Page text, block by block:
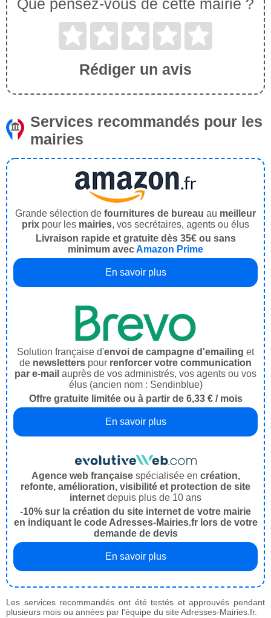
Que pensez-vous de cette mairie ?
Rédiger un avis
Services recommandés pour les
mairies
Grande sélection de fournitures de bureau au meilleur
prix pour les mairies, vos secrétaires, agents ou élus
Livraison rapide et gratuite dès 35€ ou sans
minimum avecAmazon Prime
En savoir plus
Solution française d'envoi de campagne d'emailing et
de newsletters pour renforcer votre communication
par e-mail auprès de vos administrés, vos agents ou vos
élus (ancien nom : Sendinblue)
Offre gratuite limitée ou à partir de 6,33 € / mois
En savoir plus
Agence web françaisespécialisée en création,
refonte, amélioration, visibilité et protection de site
internet depuis plus de 10 ans
-10% sur la création du site internet de votre mairie
en indiquant le code Adresses-Mairies.fr lors de votre
demande de devis
En savoir plus
Les services recommandés ont été testés et approuvés pendant
plusieurs mois ou années par l'équipe du site Adresses-Mairies.fr.